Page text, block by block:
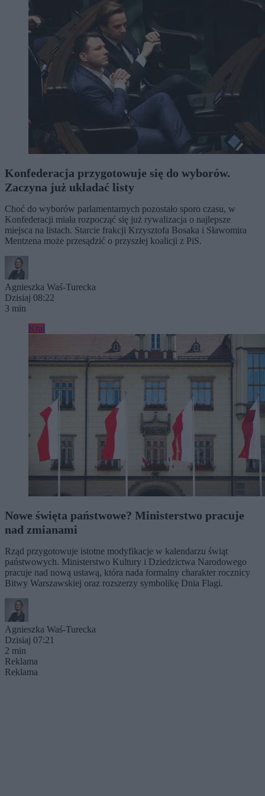
Konfederacja przygotowuje się do wyborów.
Zaczyna już układać listy
Choć do wyborów parlamentarnych pozostało sporo czasu, w
Konfederacji miała rozpocząć się już rywalizacja o najlepsze
miejsca na listach. Starcie frakcji Krzysztofa Bosaka i Sławomira
Mentzena może przesądzić o przyszłej koalicji z PiS.
Agnieszka Waś-Turecka
Dzisiaj 08:22
3 min
Kraj
Nowe święta państwowe? Ministerstwo pracuje
nad zmianami
Rząd przygotowuje istotne modyfikacje w kalendarzu świąt
państwowych. Ministerstwo Kultury i Dziedzictwa Narodowego
pracuje nad nową ustawą, która nada formalny charakter rocznicy
Bitwy Warszawskiej oraz rozszerzy symbolikę Dnia Flagi.
Agnieszka Waś-Turecka
Dzisiaj 07:21
2 min
Reklama
Reklama